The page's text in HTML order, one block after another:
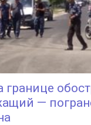
границе
—